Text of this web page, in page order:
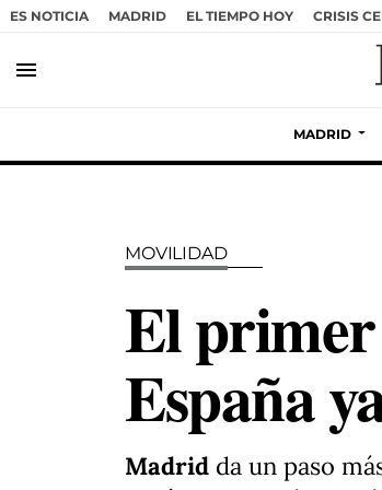
ES NOTICIA MADRID EL TIEMPO HOY CRISIS
menu
MADRID
MOVILIDAD
El primer
España
Madrid da un paso